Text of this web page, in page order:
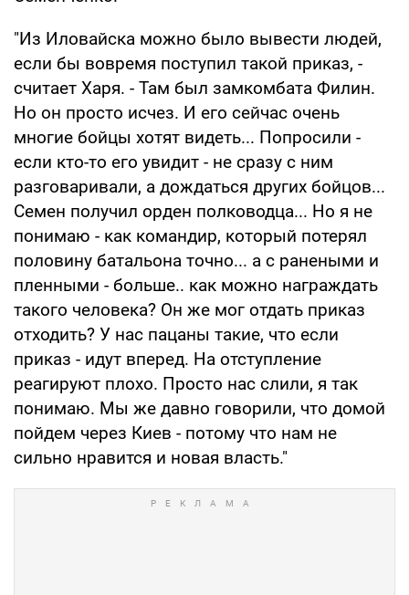
"Из Иловайска можно было вывести людей,
если бы вовремя поступил такой приказ, -
считает Харя. - Там был замкомбата Филин.
Но он просто исчез. И его сейчас очень
многие бойцы хотят видеть... Попросили -
если кто-то его увидит - не сразу с ним
разговаривали, а дождаться других бойцов...
Семен получил орден полководца... Но я не
понимаю - как командир, который потерял
половину батальона точно... а с ранеными и
пленными - больше.. как можно награждать
такого человека? Он же мог отдать приказ
отходить? У нас пацаны такие, что если
приказ - идут вперед. На отступление
реагируют плохо. Просто нас слили, я так
понимаю. Мы же давно говорили, что домой
пойдем через Киев - потому что нам не
сильно нравится и новая власть."